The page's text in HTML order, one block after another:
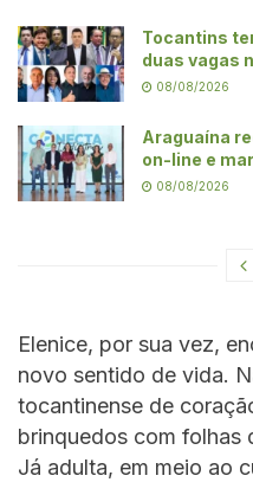
Tocantins
duas vagas
08/08/2026
Araguaína
on-line e
08/08/2026
Elenice, por sua vez,
novo sentido de vida.
tocantinense de
brinquedos com folhas
Já adulta, em meio ao